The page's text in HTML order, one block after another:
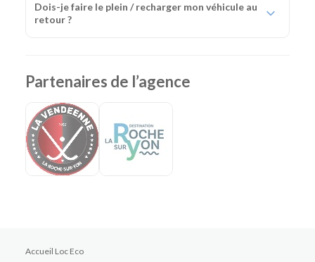
Dois-je faire le plein / recharger mon véhicule au
retour ?
Partenaires de l’agence
Accueil Loc Eco